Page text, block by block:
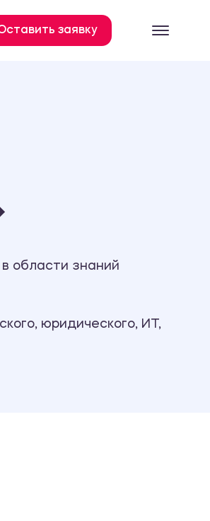
Ответы на билеты
заявку
области знаний
юридического, ИТ,